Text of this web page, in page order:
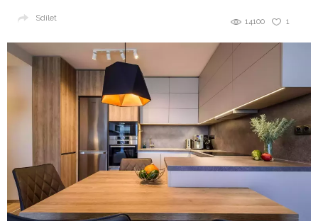
1
14100
Sdílet